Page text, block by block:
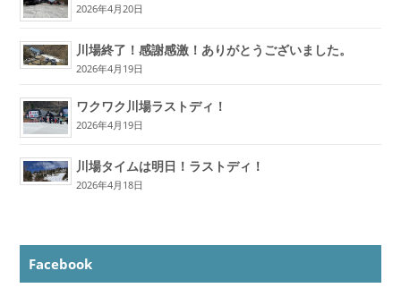
2026年4月20日
川場終了！感謝感激！ありがとうございました。
2026年4月19日
ワクワク川場ラストディ！
2026年4月19日
川場タイムは明日！ラストディ！
2026年4月18日
Facebook